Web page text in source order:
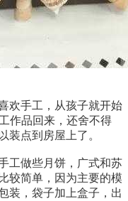
欢手工，从孩子就开始
作品回来，还舍不得
装点到房屋上了。
工做些月饼，广式和苏
较简单，因为主要的模
装，袋子加上盒子，出